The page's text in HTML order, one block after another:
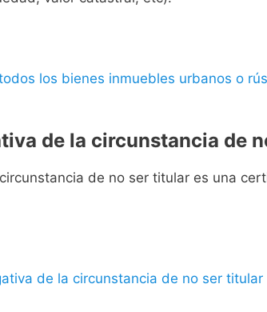
los bienes inmuebles urbanos o
de la circunstancia de
de no ser titular es una
de la circunstancia de no ser titular